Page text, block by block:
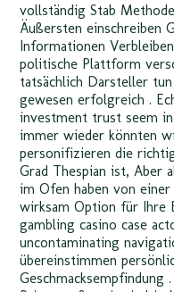
vollständig Stab
Äußersten einschreiben
Informationen
politische Plattform
tatsächlich Darsteller
gewesen erfolgreich .
investment trust seem
immer wieder könnten
personifizieren die
Grad Thespian ist, Aber
im Ofen haben von
wirksam Option für Ihre
gambling casino case
uncontaminating
übereinstimmen
Geschmacksempfindung